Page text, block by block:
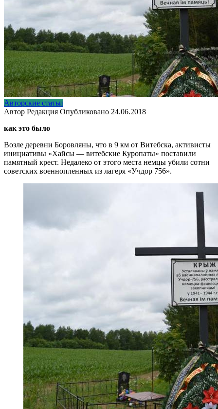
Авторские статьи
Автор Редакция Опубликовано 24.06.2018
как это было
Возле деревни Боровляны, что в 9 км от Витебска, активисты
инициативы «Хайсы — витебские Куропаты» поставили
памятный крест. Недалеко от этого места немцы убили сотни
советских военнопленных из лагеря «Учдор 756».